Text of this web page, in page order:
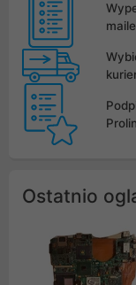
Ostatnio